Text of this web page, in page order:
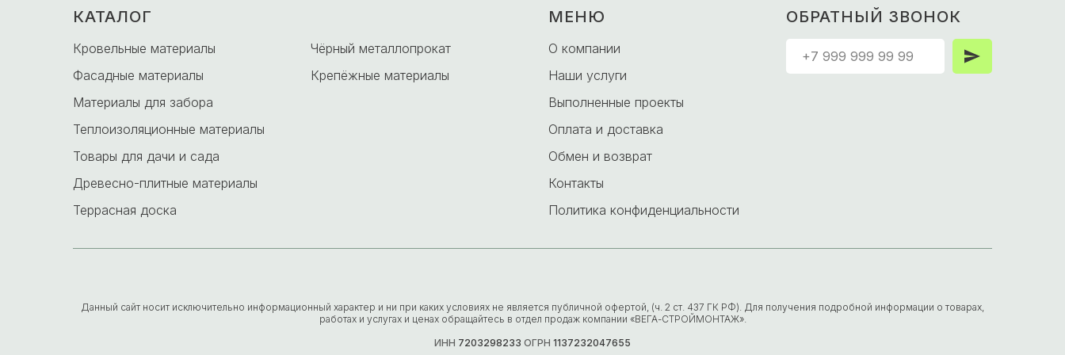
КАТАЛОГ
Кровельные материалы
Фасадные материалы
Материалы для забора
Теплоизоляционные материалы
Товары для дачи и сада
Древесно-плитные материалы
Террасная доска
Чёрный металлопрокат
Крепёжные материалы
МЕНЮ
О компании
Наши услуги
Выполненные проекты
Оплата и доставка
Обмен и возврат
Контакты
Политика конфиденциальности
ОБРАТНЫЙ ЗВОНОК
Данный сайт носит исключительно информационный характер и ни при каких условиях не является публичной офертой, (ч. 2 ст. 437 ГК РФ). Для получения подробной информации о товарах,
работах и услугах и ценах обращайтесь в отдел продаж компании «ВЕГА-СТРОЙМОНТАЖ».
ИНН 7203298233 ОГРН 1137232047655